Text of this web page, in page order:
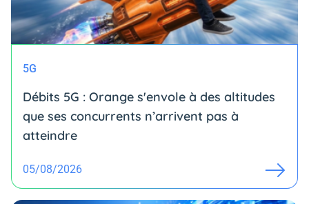
5G
Débits 5G : Orange s'envole à des altitudes
que ses concurrents n’arrivent pas à
atteindre
05/08/2026